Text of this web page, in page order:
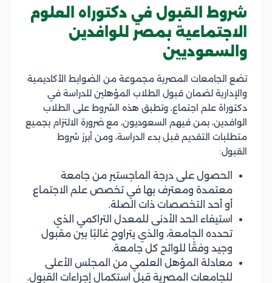
شروط القبول في دكتوراه العلوم
الاجتماعية بمصر للوافدين
والسعوديين
تضع الجامعات المصرية مجموعة من الضوابط الأكاديمية
والإدارية لضمان قبول الطلاب المؤهلين للدراسة في
دكتوراة علم اجتماع، وتطبق هذه الشروط على الطلاب
الوافدين، بمن فيهم السعوديون، مع ضرورة الالتزام بجميع
متطلبات التقديم قبل بدء الدراسة، ومن أبرز شروط
القبول:
الحصول على درجة الماجستير من جامعة
معتمدة ومعترف بها في تخصص علم الاجتماع
أو أحد التخصصات ذات الصلة.
استيفاء الحد الأدنى للمعدل التراكمي الذي
تحدده الجامعة، والذي يتراوح غالبًا بين مقبول
وجيد وفقًا للوائح كل جامعة.
معادلة المؤهل العلمي من المجلس الأعلى
للجامعات المصرية قبل استكمال إجراءات القبول.